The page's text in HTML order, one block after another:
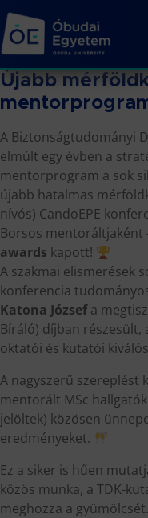
Újabb
A Biztonságtudományi
elmúlt egy évben a
mentorprogram a sok
újabb hatalmas
nívós) CandoEPE
Borsos mentoráltjaként
awards kapott!
A szakmai elismerések
konferencia
Katona Józsefa
Bíráló) díjban
oktatói és kutatói
A nagyszerű szereplést
mentorált MSc
jelöltek) közösen
eredményeket.
Ez a siker is hűen
közös munka, a TDK-
meghozza a gyümölcsét.